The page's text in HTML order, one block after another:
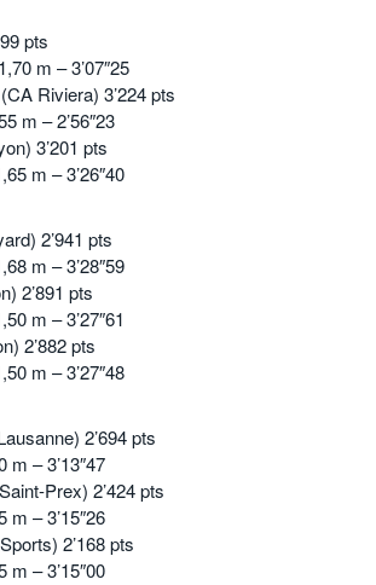
pts
m – 3’07″25
Riviera) 3’224 pts
m – 2’56″23
3’201 pts
m – 3’26″40
2’941 pts
m – 3’28″59
2’891 pts
m – 3’27″61
2’882 pts
m – 3’27″48
2’694 pts
m – 3’13″47
Prex) 2’424 pts
m – 3’15″26
2’168 pts
m – 3’15″00